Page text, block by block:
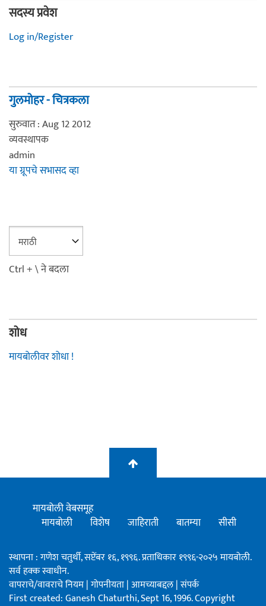
सदस्य प्रवेश
Log in/Register
गुलमोहर - चित्रकला
सुरुवात : Aug 12 2012
व्यवस्थापक
admin
या ग्रूपचे सभासद व्हा
Ctrl + \ ने बदला
शोध
मायबोलीवर शोधा !
मायबोली वेबसमूह
मायबोली
विशेष जाहिराती बातम्या सीसी
स्थापना : गणेश चतुर्थी, सप्टेंबर १६, १९९६. प्रताधिकार १९९६-२०२५ मायबोली.
सर्व हक्क स्वाधीन.
वापराचे/वावराचे नियम|गोपनीयता|आमच्याबद्दल|संपर्क
First created: Ganesh Chaturthi, Sept 16, 1996. Copyright